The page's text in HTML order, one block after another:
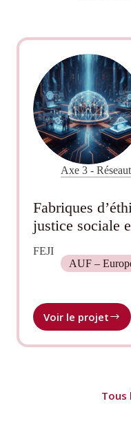
Axe 3 -
Fabriques
justice sociale
FEJI
AUF –
Voir le projet
Fabriques
explorer
sociale
Tous